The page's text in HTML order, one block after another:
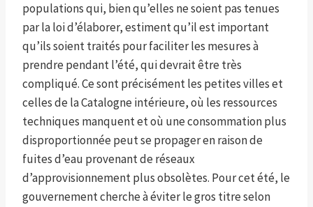
populations qui, bien qu’elles ne soient pas tenues
par la loi d’élaborer, estiment qu’il est important
qu’ils soient traités pour faciliter les mesures à
prendre pendant l’été, qui devrait être très
compliqué. Ce sont précisément les petites villes et
celles de la Catalogne intérieure, où les ressources
techniques manquent et où une consommation plus
disproportionnée peut se propager en raison de
fuites d’eau provenant de réseaux
d’approvisionnement plus obsolètes. Pour cet été, le
gouvernement cherche à éviter le gros titre selon